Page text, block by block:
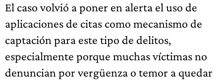
El caso volvió a poner en alerta el uso de
aplicaciones de citas como mecanismo de
captación para este tipo de delitos,
especialmente porque muchas víctimas no
denuncian por vergüenza o temor a quedar